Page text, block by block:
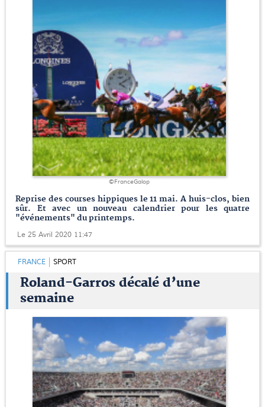
©FranceGalop
Reprise des courses hippiques le 11 mai. A huis-clos, bien
sûr. Et avec un nouveau calendrier pour les quatre
"événements" du printemps.
Le 25 Avril 2020 11:47
FRANCE SPORT
Roland-Garros décalé d’une
semaine